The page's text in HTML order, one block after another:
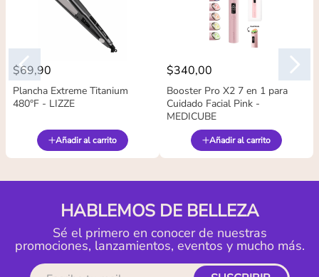
$69,90
Plancha Extreme Titanium
480°F - LIZZE
Añadir al carrito
$340,00
Booster Pro X2 7 en 1 para
Cuidado Facial Pink -
MEDICUBE
Añadir al carrito
HABLEMOS DE BELLEZA
Sé el primero en conocer de nuestras
promociones, lanzamientos, eventos y mucho más.